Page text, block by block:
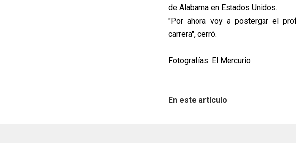
de Alabama en Estados Unidos.
"Por ahora voy a postergar el
carrera", cerró.
Fotografías: El Mercurio
En este artículo